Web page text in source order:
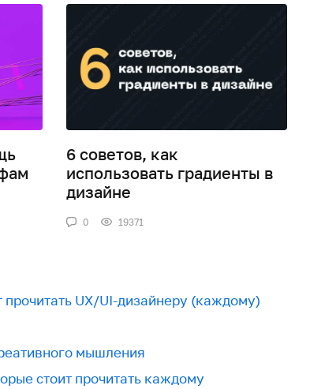
6 советов, как
использовать градиенты в
дизайне
0 19371
прочитать UX/UI-дизайнеру (каждому)
мышления
стоит прочитать каждому